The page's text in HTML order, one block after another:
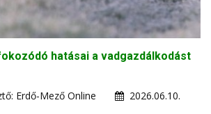
hatásai a vadgazdálkodást
Erdő-Mező Online
2026.06.10.